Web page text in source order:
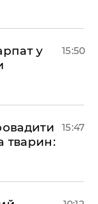
у
15:50
тварин:
15:47